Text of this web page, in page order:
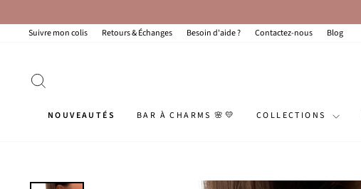
contenuSuivre mon colis Retours & Échanges Besoin d'aide ? Contactez-nous Blog
NOUVEAUTÉS BAR À CHARMS 🌸💛 COLLECTIONS